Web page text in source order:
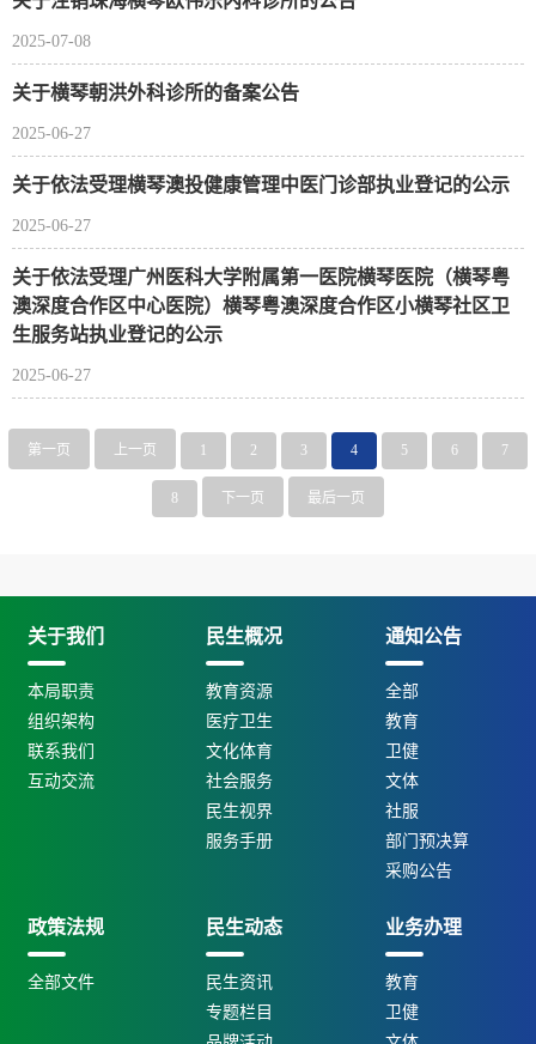
2025-07-08
关于横琴朝洪外科诊所的备案公告
2025-06-27
关于依法受理横琴澳投健康管理中医门诊部执业登记的公示
2025-06-27
关于依法受理广州医科大学附属第一医院横琴医院（横琴粤
澳深度合作区中心医院）横琴粤澳深度合作区小横琴社区卫
生服务站执业登记的公示
2025-06-27
第一页 上一页 1 2 3 4 5 6 7
8 下一页 最后一页
关于我们
本局职责
组织架构
联系我们
互动交流
民生概况
教育资源
医疗卫生
文化体育
社会服务
民生视界
服务手册
通知公告
全部
教育
卫健
文体
社服
部门预决算
采购公告
政策法规
全部文件
民生动态
民生资讯
专题栏目
业务办理
教育
卫健